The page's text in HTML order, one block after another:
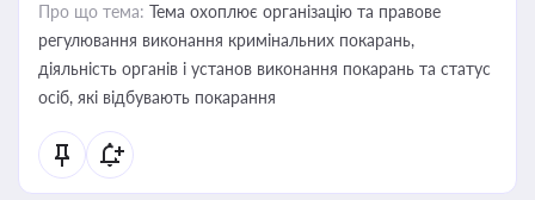
Про що тема: Тема охоплює організацію та правове
регулювання виконання кримінальних покарань,
діяльність органів і установ виконання покарань та статус
осіб, які відбувають покарання